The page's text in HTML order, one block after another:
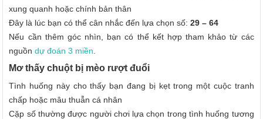
xung quanh hoặc chính bản thân
Đây là lúc bạn có thể cân nhắc đến lựa chọn số:29 – 64
Nếu cần thêm góc nhìn, bạn có thể kết hợp tham khảo từ các
nguồndự đoán 3 miền
Mơ thấy chuột bị mèo rượt đuổi
Tình huống này cho thấy bạn đang bị kẹt trong một cuộc tranh
chấp hoặc mâu thuẫn cá nhân
Cặp số thường được người chơi lựa chọn trong tình huống tương